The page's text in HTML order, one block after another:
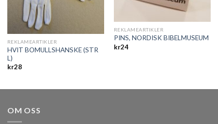
REKLAMEARTIKLER
HVIT BOMULLSHANSKE (STR
L)
kr28
REKLAMEARTIKLER
PINS, NORDISK BIBELMUSEUM
kr24
OM OSS